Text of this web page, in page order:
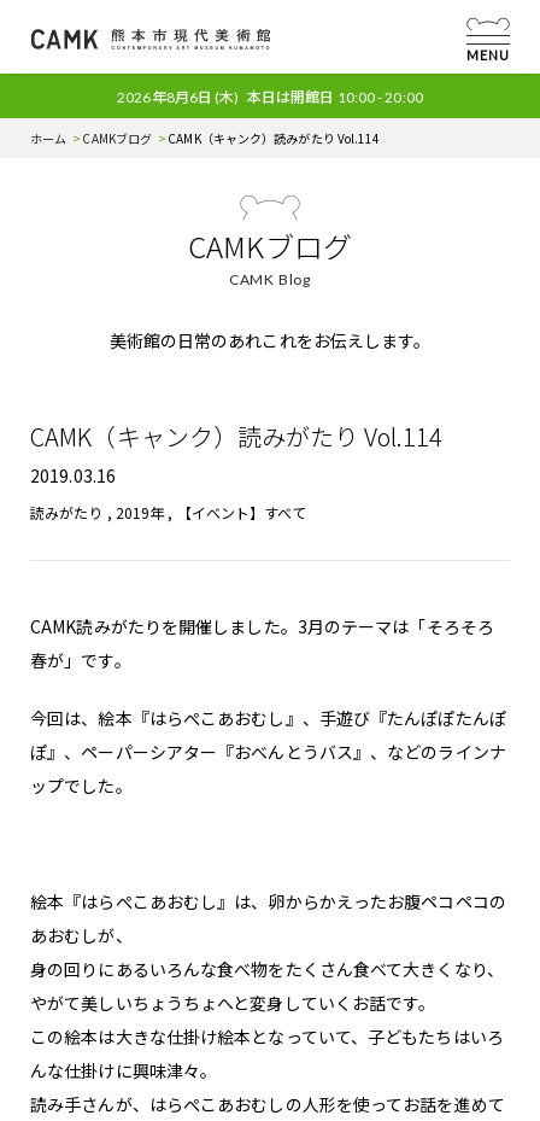
MENU
2026年8月6日 (木) 本日は開館日 10:00 - 20:00
ホーム CAMKブログ CAMK（キャンク）読みがたり Vol.114
CAMKブログ
CAMK Blog
美術館の日常のあれこれをお伝えします。
CAMK（キャンク）読みがたり Vol.114
2019.03.16
読みがたり , 2019年, 【イベント】すべて
CAMK読みがたりを開催しました。3月のテーマは「そろそろ
春が」です。
今回は、絵本『はらぺこあおむし』、手遊び『たんぽぽたんぽ
ぽ』、ペーパーシアター『おべんとうバス』、などのラインナ
ップでした。
絵本『はらぺこあおむし』は、卵からかえったお腹ペコペコの
あおむしが、
身の回りにあるいろんな食べ物をたくさん食べて大きくなり、
やがて美しいちょうちょへと変身していくお話です。
この絵本は大きな仕掛け絵本となっていて、子どもたちはいろ
んな仕掛けに興味津々。
読み手さんが、はらぺこあおむしの人形を使ってお話を進めて